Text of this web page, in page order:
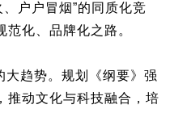
户户冒烟”的同质化竞
化、品牌化之路。
趋势。规划《纲要》强
推动文化与科技融合，培